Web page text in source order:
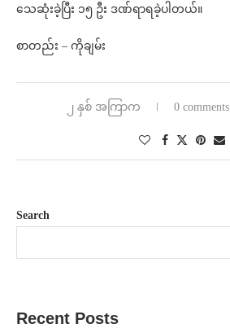
သေဆုံးခဲ့ပြီး ၁၅ ဦး ဒဏ်ရာရခဲ့ပါတယ်။
စာတည်း – ကိုချမ်း
၂ နှစ် အကြာက 0 comments
Search
Recent Posts